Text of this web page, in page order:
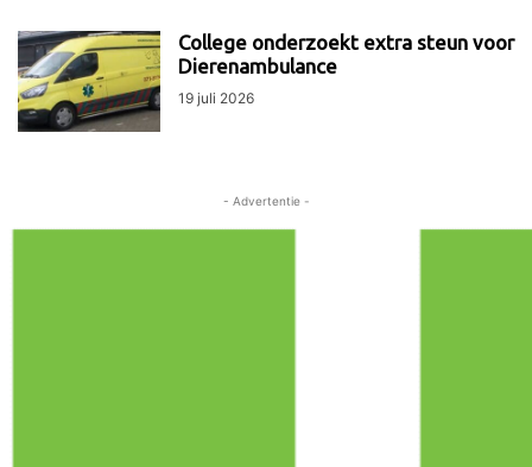
College onderzoekt extra steun voor
Dierenambulance
19 juli 2026
- Advertentie -